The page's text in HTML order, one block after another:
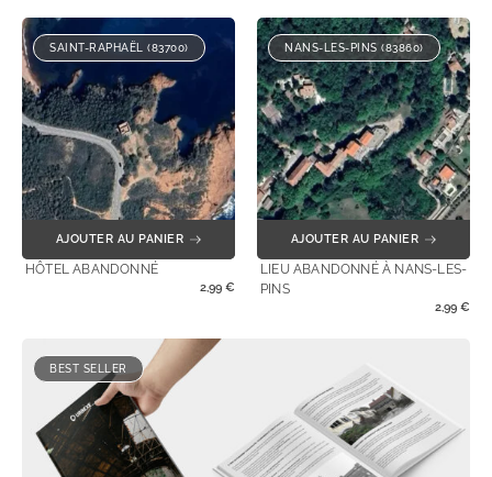
SAINT-RAPHAËL (83700)
AJOUTER AU PANIER
HÔTEL ABANDONNÉ
2,99 €
NANS-LES-PINS (83860)
AJOUTER AU PANIER
LIEU ABANDONNÉ À NANS-LES-
PINS
2,99 €
BEST SELLER